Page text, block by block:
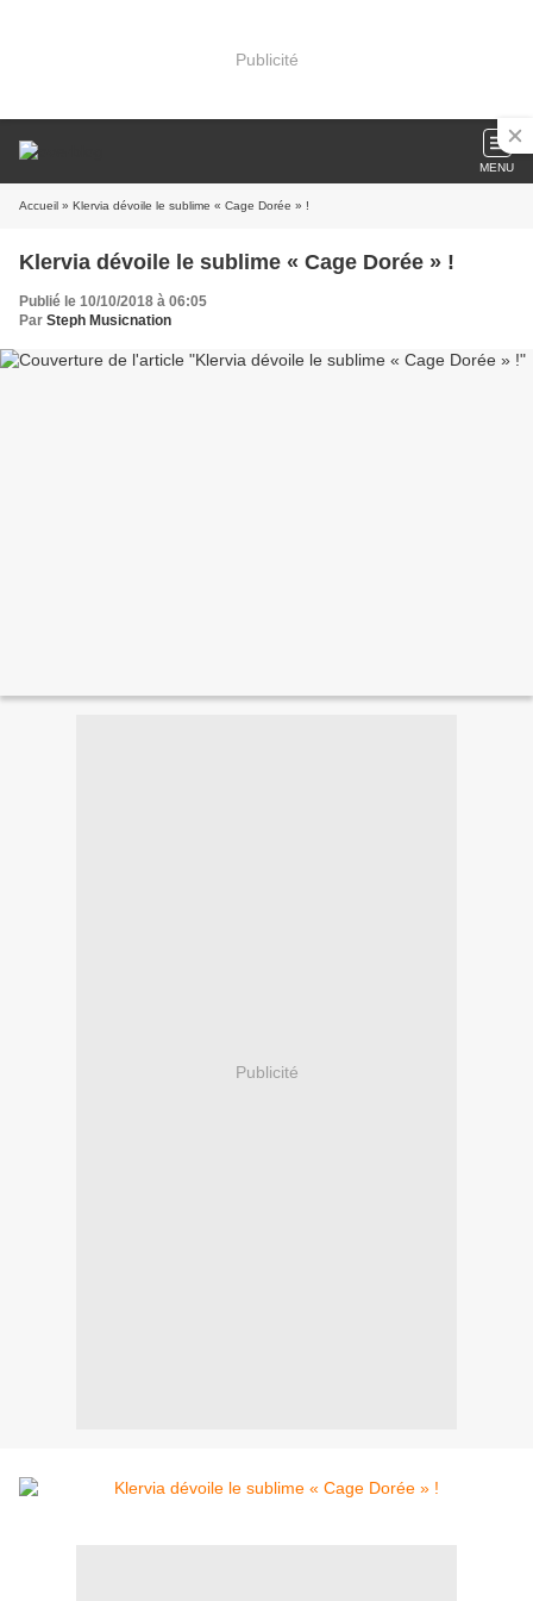
Publicité
MENU
Accueil » Klervia dévoile le sublime « Cage Dorée » !
Klervia dévoile le sublime « Cage Dorée » !
Publié le 10/10/2018 à 06:05
Par Steph Musicnation
Publicité